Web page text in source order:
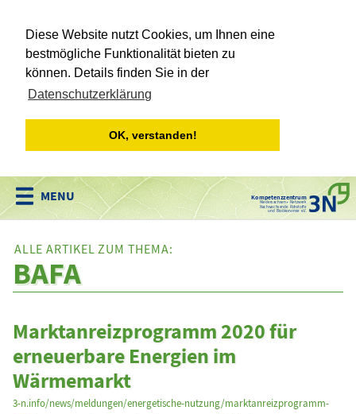
Diese Website nutzt Cookies, um Ihnen eine
bestmögliche Funktionalität bieten zu
können. Details finden Sie in der
Datenschutzerklärung
OK, verstanden!
Kompetenzzentrum
Niedersachsen • Netzwerk
Nachwachsende Rohstoffe
und Bioökonomie e.V.
ALLE ARTIKEL ZUM THEMA:
BAFA
Marktanreizprogramm 2020 für
erneuerbare Energien im
Wärmemarkt
3-n.info/news/meldungen/energetische-nutzung/marktanreizprogramm-